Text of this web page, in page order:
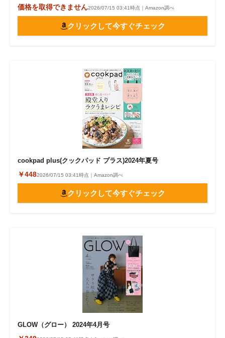
価格を取得できません2026/07/15 03:41時点｜Amazon調べ
クリックして今すぐチェック
cookpad plus(クックパッド プラス)2024年夏号
￥4482026/07/15 03:41時点｜Amazon調べ
クリックして今すぐチェック
GLOW（グロー） 2024年4月号